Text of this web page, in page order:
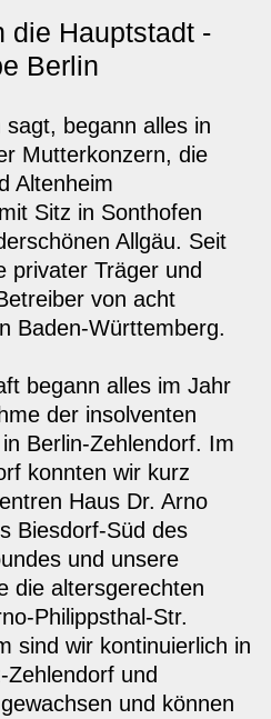
die Hauptstadt -
Berlin
begann alles in
Mutterkonzern, die
Altenheim
Sitz in Sonthofen
Allgäu. Seit
privater Träger und
von acht
Baden-Württemberg.
begann alles im Jahr
der insolventen
Berlin-Zehlendorf. Im
konnten wir kurz
Haus Dr. Arno
Biesdorf-Süd des
und unsere
die altersgerechten
Philippsthal-Str.
sind wir kontinuierlich in
und
und können